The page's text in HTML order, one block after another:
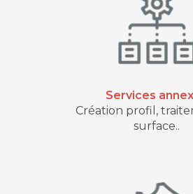
Services
Création profil,
surface..